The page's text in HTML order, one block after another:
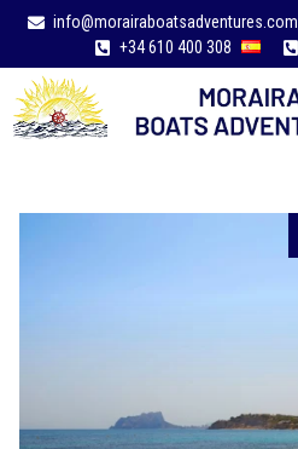
info@morairaboatsadventures.com
+34 610 400 308